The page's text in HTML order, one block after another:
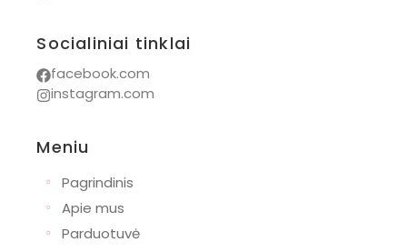
Socialiniai tinklai
facebook.com
instagram.com
Meniu
◦
Pagrindinis
◦ Apie mus
◦ Parduotuvė